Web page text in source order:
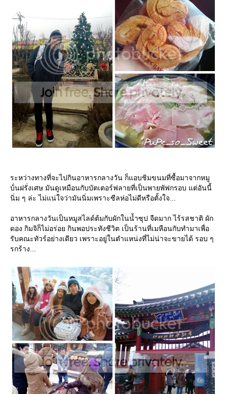
ระหว่างทางที่จะไปกินอาหารกลางวัน ก็แอบชิมขนมที่ซื้อมาจากหมู
บ้่นฝรั่งเศษ มันดูเหมือนกับบัตเตอร์ฟลายที่เป็นพายพัฟกรอบ แต่อันนี้
นิ่ม ๆ ล่ะ ไม่แน่ใจว่ามันนิ่มเพราะซีลห่อไม่ดีหรือตั้งใจ...
อาหารกลางวันเป็นหมูสไลด์ต้มกับผักในน้ำซุป จืดมาก ไร้รสชาติ ผัก
ดอง กิมจิก็ไม่อร่อย กินพอประทังชีวิต เป็นร้านที่เมหือนกับทำมาเพื่อ
รับคณะทัวร์อย่างเดียว เพราะอยู่ในตำแหน่งที่ไม่น่าจะขายได้ รอบ ๆ
รกร้าง...